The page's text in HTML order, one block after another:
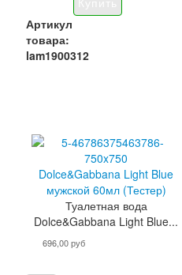
Артикул
товара:
lam1900312
Dolce&Gabbana Light Blue
мужской 60мл (Тестер)
Туалетная вода
Dolce&Gabbana Light Blue...
696,00 руб